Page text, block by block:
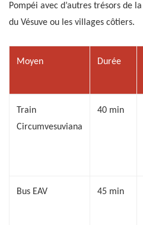
Pompéi avec d’autres trésors de
du Vésuve ou les villages côtiers.
Moyen Durée
Train
Circumvesuviana
40 min
Bus EAV 45 min